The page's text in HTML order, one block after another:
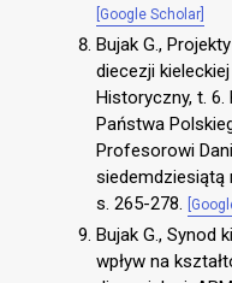
[Google Scholar]
Bujak G.,
diecezji
Historyczny, t. 6.
Państwa
Profesorowi
siedemdziesiątą
s. 265-278.
Bujak G., Synod
wpływ na